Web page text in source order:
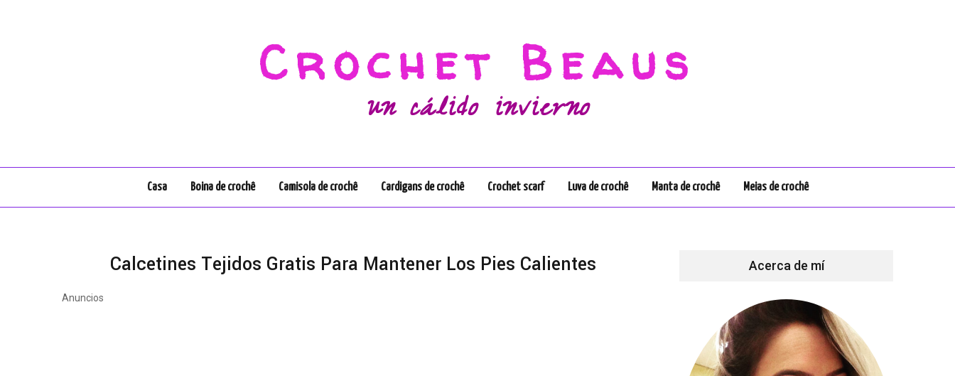
Crochet Beaus
un cálido invierno
Casa Boina de crochê Camisola de crochê Cardigans de crochê Crochet scarf Luva de crochê Manta de crochê Meias de crochê
Calcetines Tejidos Gratis Para Mantener Los Pies Calientes
Anuncios
Acerca de mí